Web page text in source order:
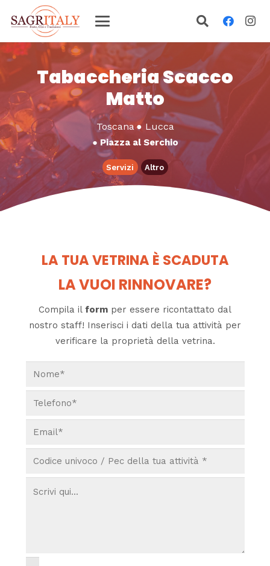
Tabaccheria Scacco
Matto
Toscana● Lucca
● Piazza al Serchio
Servizi Altro
LA TUA VETRINA È SCADUTA
LA VUOI RINNOVARE?
Compila il form per essere ricontattato dal
nostro staff! Inserisci i dati della tua attività per
verificare la proprietà della vetrina.